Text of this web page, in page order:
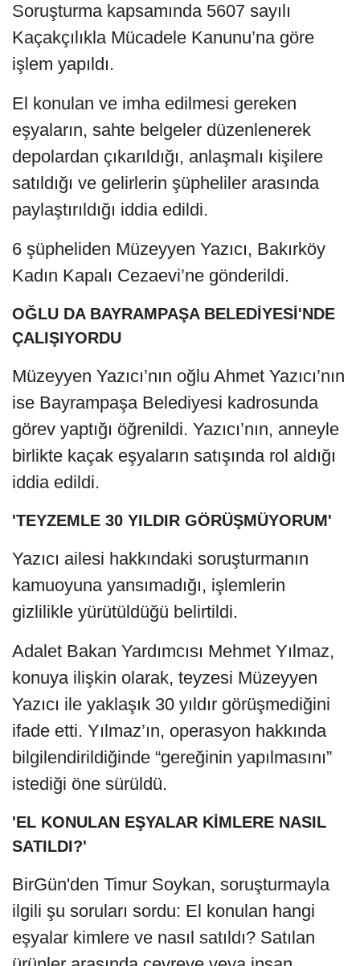
Soruşturma kapsamında 5607 sayılı
Kaçakçılıkla Mücadele Kanunu’na göre
işlem yapıldı.
El konulan ve imha edilmesi gereken
eşyaların, sahte belgeler düzenlenerek
depolardan çıkarıldığı, anlaşmalı kişilere
satıldığı ve gelirlerin şüpheliler arasında
paylaştırıldığı iddia edildi.
6 şüpheliden Müzeyyen Yazıcı, Bakırköy
Kadın Kapalı Cezaevi’ne gönderildi.
OĞLU DA BAYRAMPAŞA BELEDİYESİ'NDE
ÇALIŞIYORDU
Müzeyyen Yazıcı’nın oğlu Ahmet Yazıcı’nın
ise Bayrampaşa Belediyesi kadrosunda
görev yaptığı öğrenildi. Yazıcı’nın, anneyle
birlikte kaçak eşyaların satışında rol aldığı
iddia edildi.
'TEYZEMLE 30 YILDIR GÖRÜŞMÜYORUM'
Yazıcı ailesi hakkındaki soruşturmanın
kamuoyuna yansımadığı, işlemlerin
gizlilikle yürütüldüğü belirtildi.
Adalet Bakan Yardımcısı Mehmet Yılmaz,
konuya ilişkin olarak, teyzesi Müzeyyen
Yazıcı ile yaklaşık 30 yıldır görüşmediğini
ifade etti. Yılmaz’ın, operasyon hakkında
bilgilendirildiğinde “gereğinin yapılmasını”
istediği öne sürüldü.
'EL KONULAN EŞYALAR KİMLERE NASIL
SATILDI?'
BirGün'den Timur Soykan, soruşturmayla
ilgili şu soruları sordu: El konulan hangi
eşyalar kimlere ve nasıl satıldı? Satılan